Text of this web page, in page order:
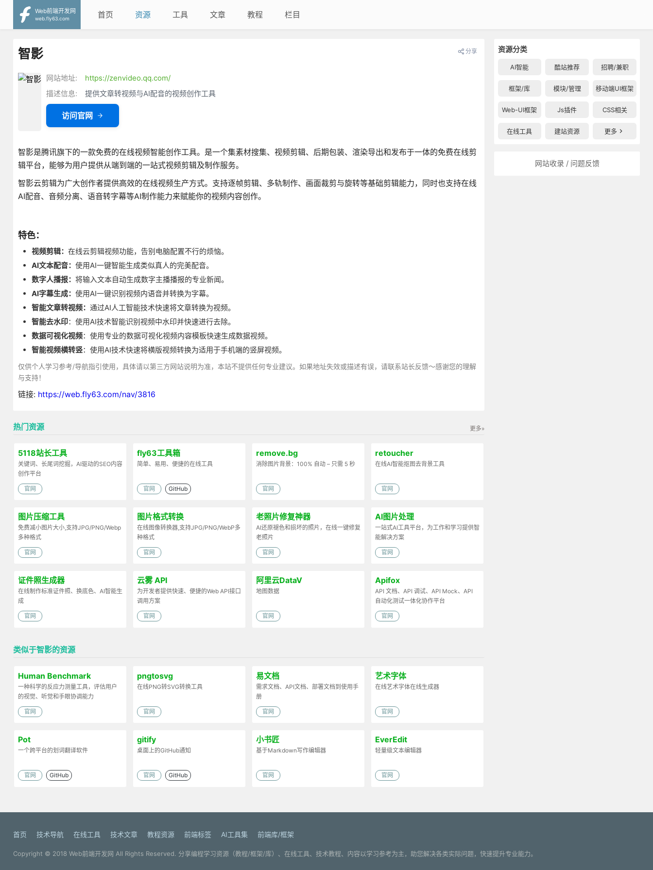
Web前端开发网
web.fly63.com
首页 资源 工具 文章 教程 栏目
资源分类
AI智能 酷站推荐 招聘/兼职
框架/库 模块/管理 移动端UI框架
Web-UI框架 Js插件 CSS相关
在线工具 建站资源 更多
网站收录 / 问题反馈
智影 分享
网站地址:
https://zenvideo.qq.com/
描述信息:
提供文章转视频与AI配音的视频创作工具
访问官网
智影是腾讯旗下的一款免费的在线视频智能创作工具。是一个集素材搜集、视频剪辑、后期包装、渲染导出和发布于一体的免费在线剪
辑平台，能够为用户提供从端到端的一站式视频剪辑及制作服务。
智影云剪辑为广大创作者提供高效的在线视频生产方式。支持逐帧剪辑、多轨制作、画面裁剪与旋转等基础剪辑能力，同时也支持在线
AI配音、音频分离、语音转字幕等AI制作能力来赋能你的视频内容创作。
特色：
视频剪辑： 在线云剪辑视频功能，告别电脑配置不行的烦恼。
AI文本配音： 使用AI一键智能生成类似真人的完美配音。
数字人播报： 将输入文本自动生成数字主播播报的专业新闻。
AI字幕生成： 使用AI一键识别视频内语音并转换为字幕。
智能文章转视频： 通过AI人工智能技术快速将文章转换为视频。
智能去水印：使用AI技术智能识别视频中水印并快速进行去除。
数据可视化视频：使用专业的数据可视化视频内容模板快速生成数据视频。
智能视频横转竖：使用AI技术快速将横版视频转换为适用于手机端的竖屏视频。
仅供个人学习参考/导航指引使用，具体请以第三方网站说明为准，本站不提供任何专业建议。如果地址失效或描述有误，请联系站长反馈～感谢您的理解
与支持！
链接: https://web.fly63.com/nav/3816
更多»
热门资源
5118站长工具
关键词、长尾词挖掘，AI驱动的SEO内容
创作平台
官网
fly63工具箱
简单、易用、便捷的在线工具
官网 GitHub
remove.bg
消除图片背景：100% 自动 – 只需 5 秒
官网
retoucher
在线AI智能抠图去背景工具
官网
图片压缩工具
免费减小图片大小,支持JPG/PNG/Webp
多种格式
官网
图片格式转换
在线图像转换器,支持JPG/PNG/WebP多
种格式
官网
老照片修复神器
AI还原褪色和损坏的照片，在线一键修复
老照片
官网
AI图片处理
一站式AI工具平台，为工作和学习提供智
能解决方案
官网
证件照生成器
在线制作标准证件照、换底色、AI智能生
成
官网
云雾 API
为开发者提供快速、便捷的Web API接口
调用方案
官网
阿里云DataV
地图数据
官网
Apifox
API 文档、API 调试、API Mock、API
自动化测试一体化协作平台
官网
类似于智影的资源
Human Benchmark
一种科学的反应力测量工具，评估用户
的视觉、听觉和手眼协调能力
官网
pngtosvg
在线PNG转SVG转换工具
官网
易文档
需求文档、API文档、部署文档到使用手
册
官网
艺术字体
在线艺术字体在线生成器
官网
Pot
一个跨平台的划词翻译软件
官网 GitHub
gitify
桌面上的GitHub通知
官网 GitHub
小书匠
基于Markdown写作编辑器
官网
EverEdit
轻量级文本编辑器
官网
首页 技术导航 在线工具 技术文章 教程资源 前端标签 AI工具集 前端库/框架
Copyright © 2018 Web前端开发网 All Rights Reserved. 分享编程学习资源（教程/框架/库）、在线工具、技术教程、内容以学习参考为主，助您解决各类实际问题，快速提升专业能力。